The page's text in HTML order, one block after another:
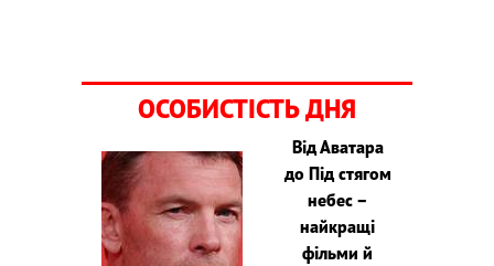
ОСОБИСТІСТЬ ДНЯ
Від Аватара
до Під стягом
небес –
найкращі
фільми й